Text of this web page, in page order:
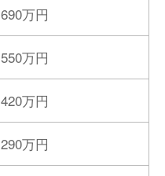
690万円
550万円
420万円
290万円